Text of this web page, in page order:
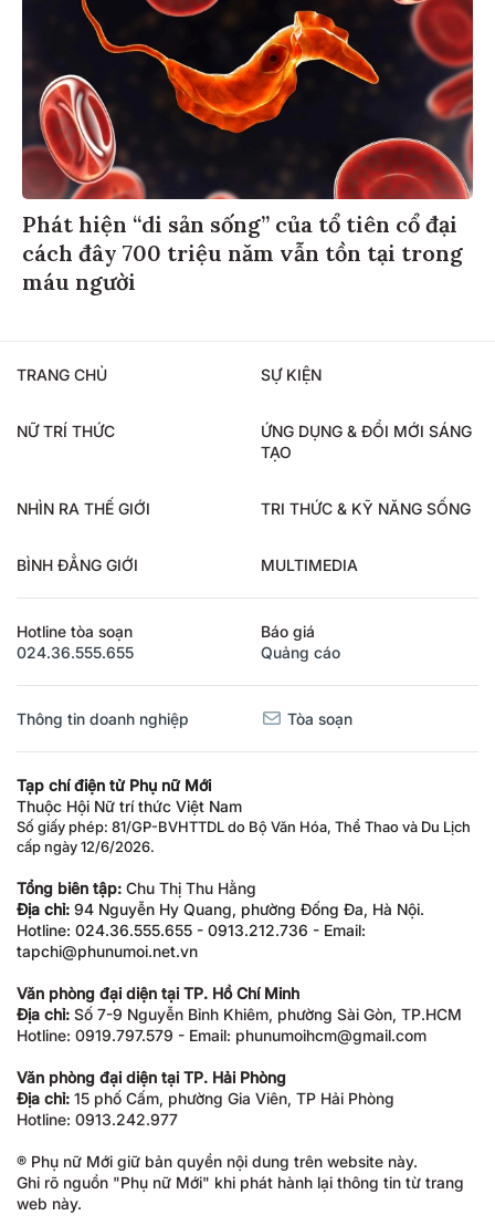
Phát hiện “di sản sống” của tổ tiên cổ đại
cách đây 700 triệu năm vẫn tồn tại trong
máu người
TRANG CHỦ SỰ KIỆN
NỮ TRÍ THỨC
ỨNG DỤNG & ĐỔI MỚI SÁNG
TẠO
NHÌN RA THẾ GIỚI TRI THỨC & KỸ NĂNG SỐNG
BÌNH ĐẲNG GIỚI MULTIMEDIA
Hotline tòa soạn
024.36.555.655
Báo giá
Quảng cáo
Thông tin doanh nghiệp Tòa soạn
Tạp chí điện tử Phụ nữ Mới
Thuộc Hội Nữ trí thức Việt Nam
Số giấy phép: 81/GP-BVHTTDL do Bộ Văn Hóa, Thể Thao và Du Lịch
cấp ngày 12/6/2026.
Tổng biên tập: Chu Thị Thu Hằng
Địa chỉ: 94 Nguyễn Hy Quang, phường Đống Đa, Hà Nội.
Hotline: 024.36.555.655 - 0913.212.736 - Email:
tapchi@phunumoi.net.vn
Văn phòng đại diện tại TP. Hồ Chí Minh
Địa chỉ: Số 7-9 Nguyễn Bỉnh Khiêm, phường Sài Gòn, TP.HCM
Hotline: 0919.797.579 - Email: phunumoihcm@gmail.com
Văn phòng đại diện tại TP. Hải Phòng
Địa chỉ: 15 phố Cấm, phường Gia Viên, TP Hải Phòng
Hotline: 0913.242.977
® Phụ nữ Mới giữ bản quyền nội dung trên website này.
Ghi rõ nguồn "Phụ nữ Mới" khi phát hành lại thông tin từ trang
web này.